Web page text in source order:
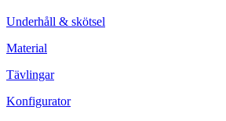
Underhåll & skötsel
Material
Tävlingar
Konfigurator